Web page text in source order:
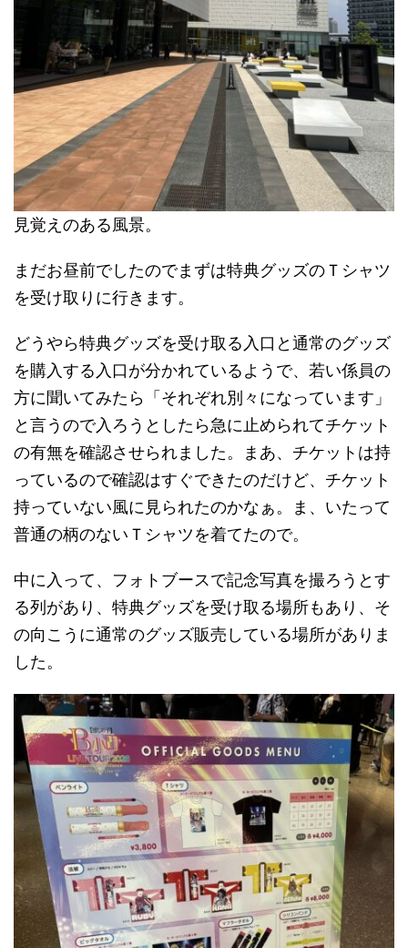
見覚えのある風景。
まだお昼前でしたのでまずは特典グッズのＴシャツ
を受け取りに行きます。
どうやら特典グッズを受け取る入口と通常のグッズ
を購入する入口が分かれているようで、若い係員の
方に聞いてみたら「それぞれ別々になっています」
と言うので入ろうとしたら急に止められてチケット
の有無を確認させられました。まあ、チケットは持
っているので確認はすぐできたのだけど、チケット
持っていない風に見られたのかなぁ。ま、いたって
普通の柄のないＴシャツを着てたので。
中に入って、フォトブースで記念写真を撮ろうとす
る列があり、特典グッズを受け取る場所もあり、そ
の向こうに通常のグッズ販売している場所がありま
した。